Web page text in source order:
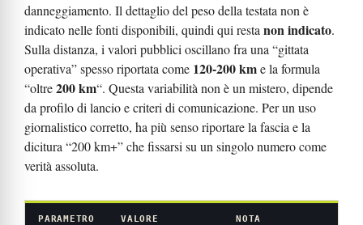
danneggiamento. Il dettaglio del peso della testata non è
indicato nelle fonti disponibili, quindi qui resta non indicato.
Sulla distanza, i valori pubblici oscillano fra una “gittata
operativa” spesso riportata come 120-200 kme la formula
“oltre200 km“. Questa variabilità non è un mistero, dipende
da profilo di lancio e criteri di comunicazione. Per un uso
giornalistico corretto, ha più senso riportare la fascia e la
dicitura “200 km+” che fissarsi su un singolo numero come
verità assoluta.
PARAMETRO
VALORE
NOTA